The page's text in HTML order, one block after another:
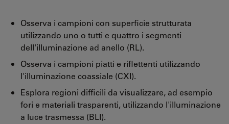
Osserva i campioni con superficie strutturata
utilizzando uno o tutti e quattro i segmenti
dell'illuminazione ad anello (RL).
Osserva i campioni piatti e riflettenti utilizzando
l'illuminazione coassiale (CXI).
Esplora regioni difficili da visualizzare, ad esempio
fori e materiali trasparenti, utilizzando l'illuminazione
a luce trasmessa (BLI).